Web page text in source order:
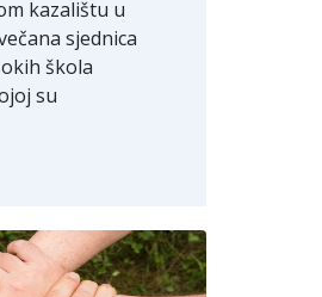
kazalištu u
sjednica
škola
su